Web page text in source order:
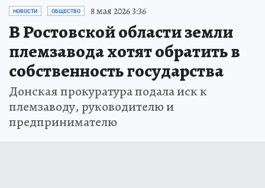
НОВОСТИ ОБЩЕСТВО 8 мая 2026 3:36
В Ростовской области земли
племзавода хотят обратить в
собственность государства
Донская прокуратура подала иск к
племзаводу, руководителю и
предпринимателю